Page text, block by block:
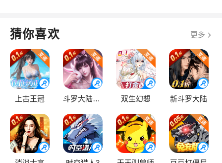
猜你喜欢 更多
上古王冠 斗罗大陆：逆转时空 双生幻想 新斗罗大陆